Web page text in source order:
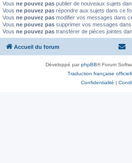
Vous ne pouvez pas publier de nouveaux sujets
Vous ne pouvez pas répondre aux sujets dans ce
Vous ne pouvez pas modifier vos messages dans
Vous ne pouvez pas supprimer vos messages
Vous ne pouvez pas transférer de pièces jointes
Accueil du forum
Développé parphpBB® Forum
Traduction française
Confidentialité |